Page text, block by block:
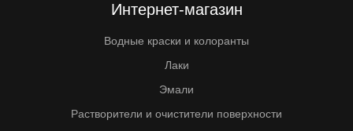
Интернет-магазин
Водные краски и колоранты
Лаки
Эмали
Растворители и очистители поверхности